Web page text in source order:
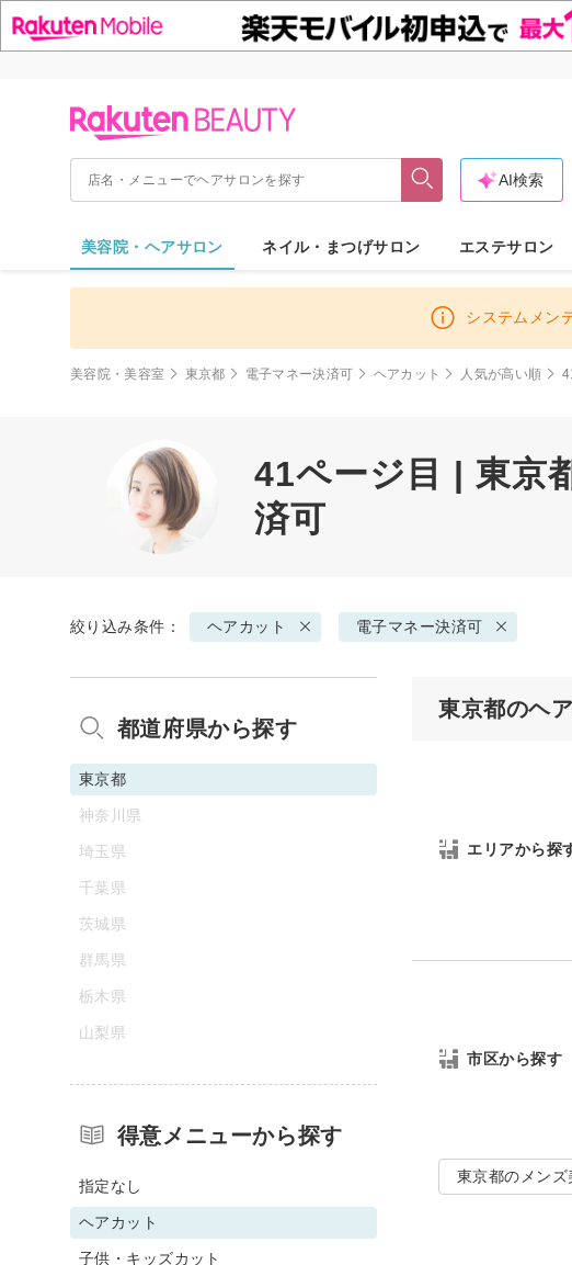
AI検索
美容院・ヘアサロン ネイル・まつげサロン エステサロン
システムメン
美容院・美容室 東京都 電子マネー決済可 ヘアカット 人気が高い順
41ページ目 | 東京
済可
絞り込み条件： ヘアカット 電子マネー決済可
東京都のヘ
エリアから探
市区から探す
東京都のメン
都道府県から探す
東京都
神奈川県
埼玉県
千葉県
茨城県
群馬県
栃木県
山梨県
得意メニューから探す
指定なし
ヘアカット
子供・キッズカット